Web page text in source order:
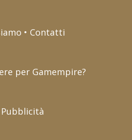
• Contatti
per Gamempire?
Pubblicità